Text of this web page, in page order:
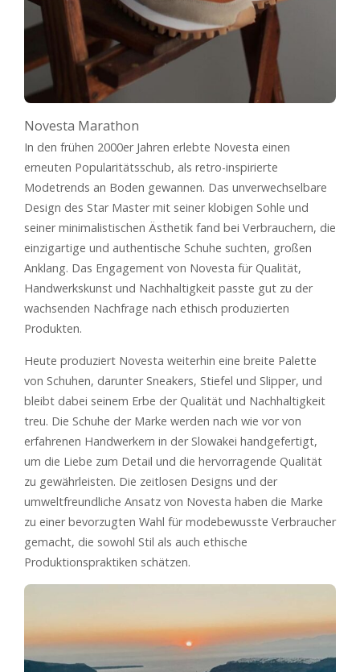
Novesta Marathon
In den frühen 2000er Jahren erlebte Novesta einen
erneuten Popularitätsschub, als retro-inspirierte
Modetrends an Boden gewannen. Das unverwechselbare
Design des Star Master mit seiner klobigen Sohle und
seiner minimalistischen Ästhetik fand bei Verbrauchern, die
einzigartige und authentische Schuhe suchten, großen
Anklang. Das Engagement von Novesta für Qualität,
Handwerkskunst und Nachhaltigkeit passte gut zu der
wachsenden Nachfrage nach ethisch produzierten
Produkten.
Heute produziert Novesta weiterhin eine breite Palette
von Schuhen, darunter Sneakers, Stiefel und Slipper, und
bleibt dabei seinem Erbe der Qualität und Nachhaltigkeit
treu. Die Schuhe der Marke werden nach wie vor von
erfahrenen Handwerkern in der Slowakei handgefertigt,
um die Liebe zum Detail und die hervorragende Qualität
zu gewährleisten. Die zeitlosen Designs und der
umweltfreundliche Ansatz von Novesta haben die Marke
zu einer bevorzugten Wahl für modebewusste Verbraucher
gemacht, die sowohl Stil als auch ethische
Produktionspraktiken schätzen.